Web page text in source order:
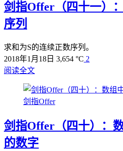
剑指Offer（四十一）
序列
求和为S的连续正数序列。
2018年1月18日 3,654 °C 2
阅读全文
剑指Offer
剑指Offer（四十）：
的数字